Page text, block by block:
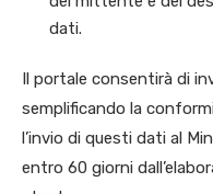
dati.
Il portale consentirà di
semplificando la
l’invio di questi dati al
entro 60 giorni